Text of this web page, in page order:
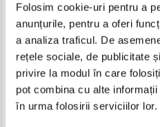
Folosim cookie-uri pentru a
anunțurile, pentru a oferi
a analiza traficul. De
rețele sociale, de publicitate
privire la modul în care
pot combina cu alte
în urma folosirii serviciilor lor.
The Penguin Pocket English
Dictionary
Pret:37,00Lei 24,05 Lei
Adaugă în coș